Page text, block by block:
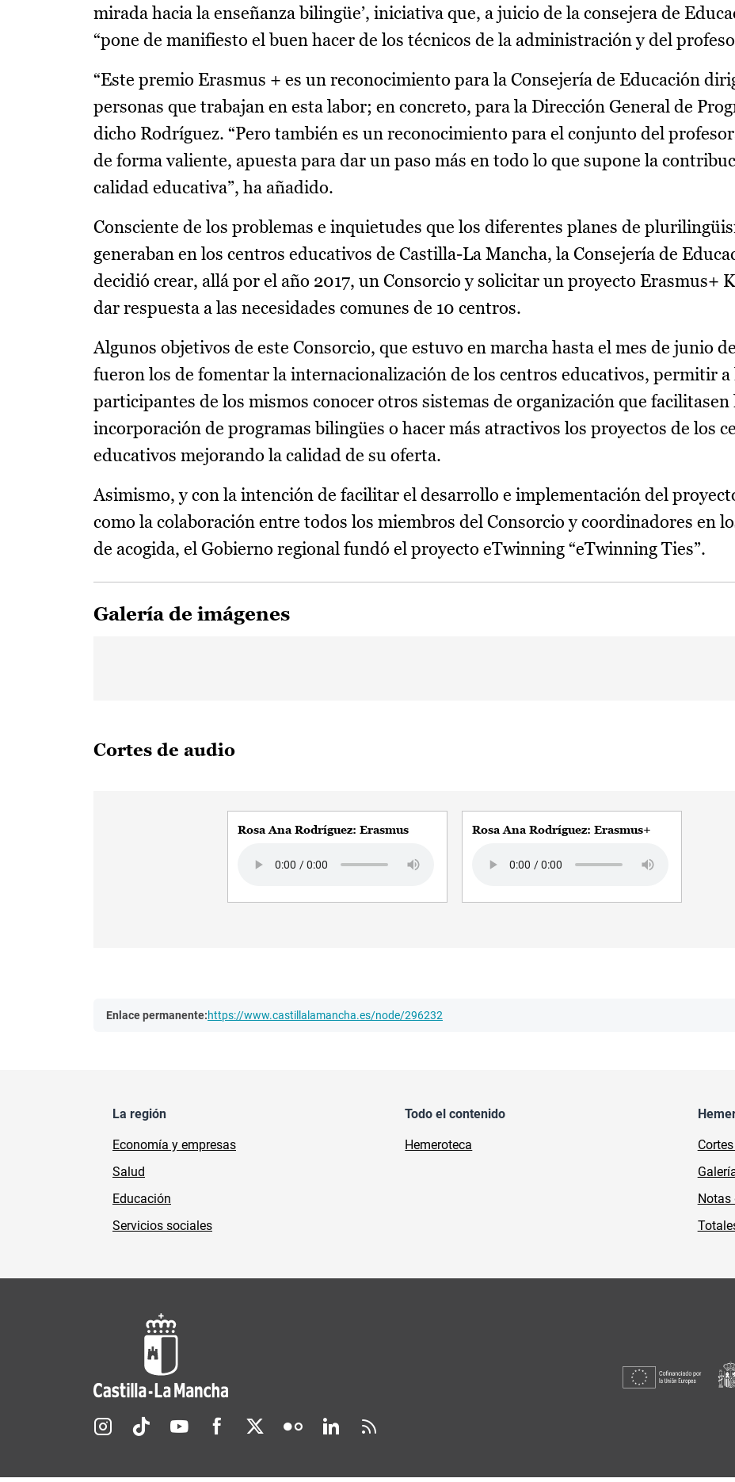
mirada hacia la enseñanza bilingüe’, iniciativa que, a juicio de la consejera de
“pone de manifiesto el buen hacer de los técnicos de la administración y del
“Este premio Erasmus + es un reconocimiento para la Consejería de Educación
personas que trabajan en esta labor; en concreto, para la Dirección General de
dicho Rodríguez. “Pero también es un reconocimiento para el conjunto del
de forma valiente, apuesta para dar un paso más en todo lo que supone la
calidad educativa”, ha añadido.
Consciente de los problemas e inquietudes que los diferentes planes de
generaban en los centros educativos de Castilla-La Mancha, la Consejería de
decidió crear, allá por el año 2017, un Consorcio y solicitar un proyecto Erasmus+
dar respuesta a las necesidades comunes de 10 centros.
Algunos objetivos de este Consorcio, que estuvo en marcha hasta el mes de junio
fueron los de fomentar la internacionalización de los centros educativos, permitir a
participantes de los mismos conocer otros sistemas de organización que facilitasen
incorporación de programas bilingües o hacer más atractivos los proyectos de los
educativos mejorando la calidad de su oferta.
Asimismo, y con la intención de facilitar el desarrollo e implementación del
como la colaboración entre todos los miembros del Consorcio y coordinadores en
de acogida, el Gobierno regional fundó el proyecto eTwinning “eTwinning Ties”.
Galería de imágenes
Cortes de audio
Rosa Ana Rodríguez: Erasmus Rosa Ana Rodríguez: Erasmus+
Enlace permanente:https://www.castillalamancha.es/node/296232
La región
Economía y empresas
Salud
Educación
Servicios sociales
Todo el contenido
Hemeroteca
Notas
Redes sociales JCCM